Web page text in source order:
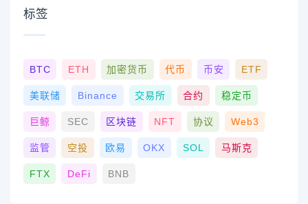
标签
BTC ETH 加密货币 代币 币安 ETF
美联储 Binance 交易所 合约 稳定币
巨鲸 SEC 区块链 NFT 协议 Web3
监管 空投 欧易 OKX SOL 马斯克
FTX DeFi BNB